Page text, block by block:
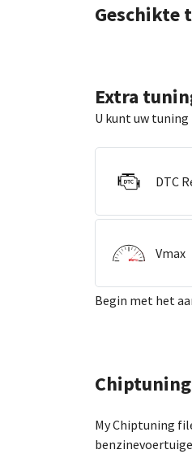
Geschikte
Extra
U kunt uw
DTC
Vmax
Begin met het
My Chiptuning